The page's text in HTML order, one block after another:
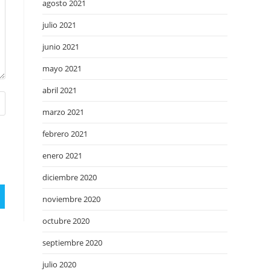
agosto 2021
julio 2021
junio 2021
mayo 2021
abril 2021
marzo 2021
febrero 2021
enero 2021
diciembre 2020
noviembre 2020
octubre 2020
septiembre 2020
julio 2020